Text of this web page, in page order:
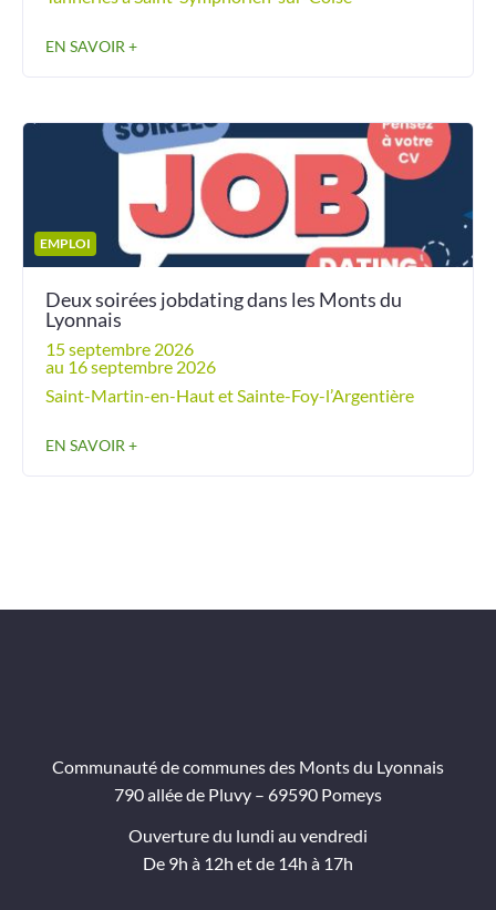
EN SAVOIR +
EMPLOI
Deux soirées jobdating dans les Monts du
Lyonnais
15 septembre 2026
au 16 septembre 2026
Saint-Martin-en-Haut et Sainte-Foy-l’Argentière
EN SAVOIR +
Communauté de communes des Monts du Lyonnais
790 allée de Pluvy – 69590 Pomeys
Ouverture du lundi au vendredi
De 9h à 12h et de 14h à 17h